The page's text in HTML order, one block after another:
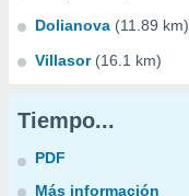
Dolianova (11.89 km)
Villasor (16.1 km)
Tiempo...
PDF
Más información